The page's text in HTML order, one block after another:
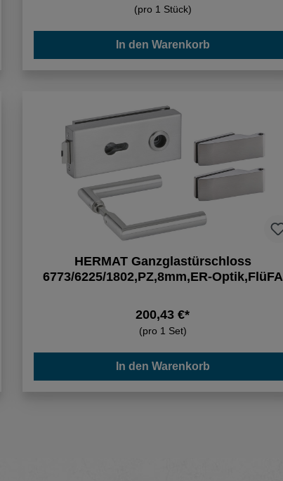
(pro 1 Stück)
In den Warenkorb
HERMAT Ganzglastürschloss
6773/6225/1802,PZ,8mm,ER-Optik,FlüFA
200,43 €*
(pro 1 Set)
In den Warenkorb